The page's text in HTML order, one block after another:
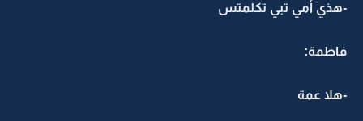
-هذي أمي تبي تكلمتس
فاطمة:
-هلا عمة